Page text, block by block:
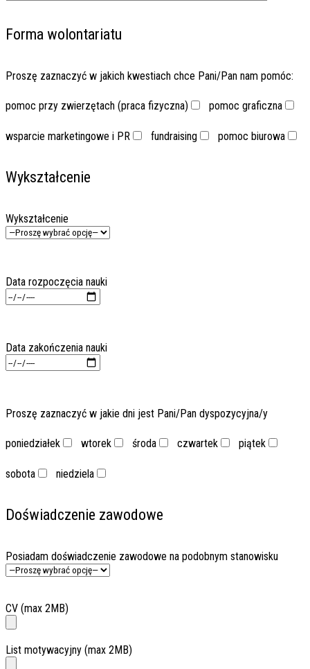
Forma wolontariatu
Proszę zaznaczyć w jakich kwestiach chce Pani/Pan nam pomóc:
pomoc przy zwierzętach (praca fizyczna) pomoc graficzna
wsparcie marketingowe i PR fundraising pomoc biurowa
Wykształcenie
Wykształcenie
Data rozpoczęcia nauki
Data zakończenia nauki
Proszę zaznaczyć w jakie dni jest Pani/Pan dyspozycyjna/y
poniedziałek wtorek środa czwartek piątek
sobota niedziela
Doświadczenie zawodowe
Posiadam doświadczenie zawodowe na podobnym stanowisku
CV (max 2MB)
List motywacyjny (max 2MB)